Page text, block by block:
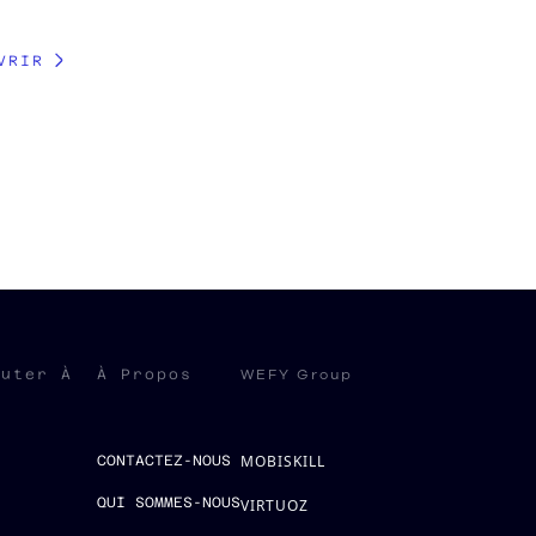
À À Propos
CONTACTEZ-NOUS
QUI SOMMES-NOUS
WEFY Group
MOBISKILL
VIRTUOZ